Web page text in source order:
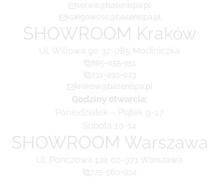
serwis@basenispa.pl
ksiegowosc@basenispa.pl
SHOWROOM Kraków
Ul. Willowa 90 32-085 Modlniczka
885-055-151
731-493-023
krakow@basenispa.pl
Godziny otwarcia:
Poniedziałek – Piątek 9-17
Sobota 10-14
SHOWROOM Warszawa
Ul. Ponczowa 12a 02-971 Warszawa
725-560-934